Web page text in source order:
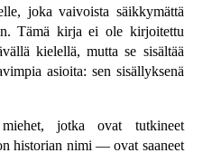
joka vaivoista säikkymättä
Tämä kirja ei ole kirjoitettu
kielellä, mutta se sisältää
asioita: sen sisällyksenä
jotka ovat tutkineet
historian nimi — ovat saaneet